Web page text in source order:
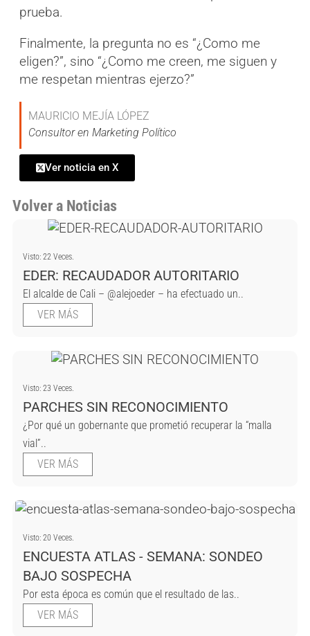
prueba.
Finalmente, la pregunta no es “¿Como me
eligen?”, sino “¿Como me creen, me siguen y
me respetan mientras ejerzo?”
MAURICIO MEJÍA LÓPEZ
Consultor en Marketing Político
Ver noticia en X
Volver a Noticias
Visto: 22 Veces.
EDER: RECAUDADOR AUTORITARIO
El alcalde de Cali – @alejoeder – ha efectuado un..
VER MÁS
Visto: 23 Veces.
PARCHES SIN RECONOCIMIENTO
¿Por qué un gobernante que prometió recuperar la “malla
vial”..
VER MÁS
Visto: 20 Veces.
ENCUESTA ATLAS - SEMANA: SONDEO
BAJO SOSPECHA
Por esta época es común que el resultado de las..
VER MÁS